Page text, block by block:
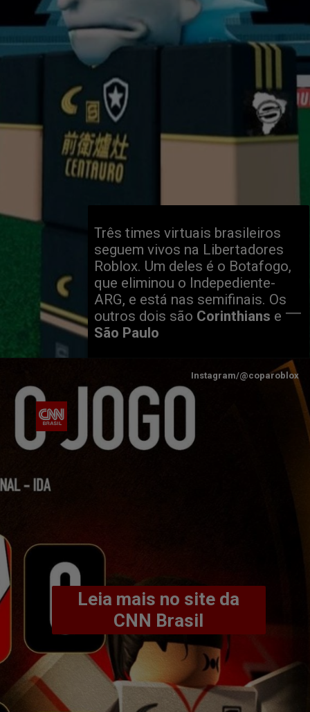
Três times virtuais brasileiros
seguem vivos na Libertadores
Roblox. Um deles é o Botafogo,
que eliminou o Indepediente-
ARG, e está nas semifinais. Os
outros dois são Corinthians e
São Paulo
Leia mais no site da
CNN Brasil
Instagram/@coparoblox